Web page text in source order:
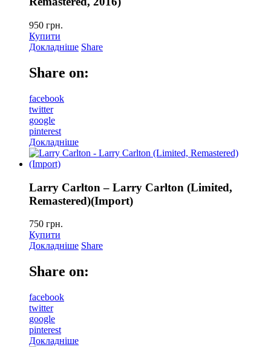
950 грн.
Купити
Докладніше Share
Share on:
facebook
twitter
google
pinterest
Докладніше
Larry Carlton – Larry Carlton (Limited,
Remastered)(Import)
750 грн.
Купити
Докладніше Share
Share on:
facebook
twitter
google
pinterest
Докладніше